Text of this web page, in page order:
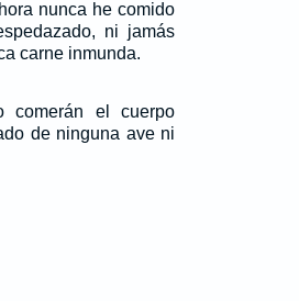
nunca he comido
ni jamás
carne inmunda.
comerán el cuerpo
de ninguna ave ni